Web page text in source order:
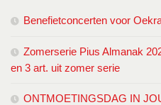
Benefietconcerten voor
Zomerserie Pius Almanak
en 3 art. uit zomer serie
ONTMOETINGSDAG IN